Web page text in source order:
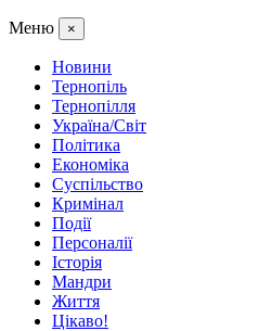
Меню ×
Новини
Тернопіль
Тернопілля
Україна/Світ
Політика
Економіка
Суспільство
Кримінал
Події
Персоналії
Історія
Мандри
Життя
Цікаво!